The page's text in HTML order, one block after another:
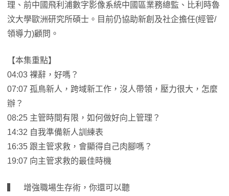
理、前中國飛利浦數字影像系統中國區業務總監、比利時魯
汶大學歐洲研究所碩士。目前仍協助新創及社企擔任(經管/
領導力)顧問。
【本集重點】
04:03 裸辭，好嗎？
07:07 孤鳥新人，跨域新工作，沒人帶領，壓力很大，怎麼
辦？
08:25 主管時間有限，如何做好向上管理？
14:32 自我準備新人訓練表
16:35 跟主管求救，會顯得自己肉腳嗎？
19:07 向主管求救的最佳時機
▍ 增強職場生存術，你還可以聽